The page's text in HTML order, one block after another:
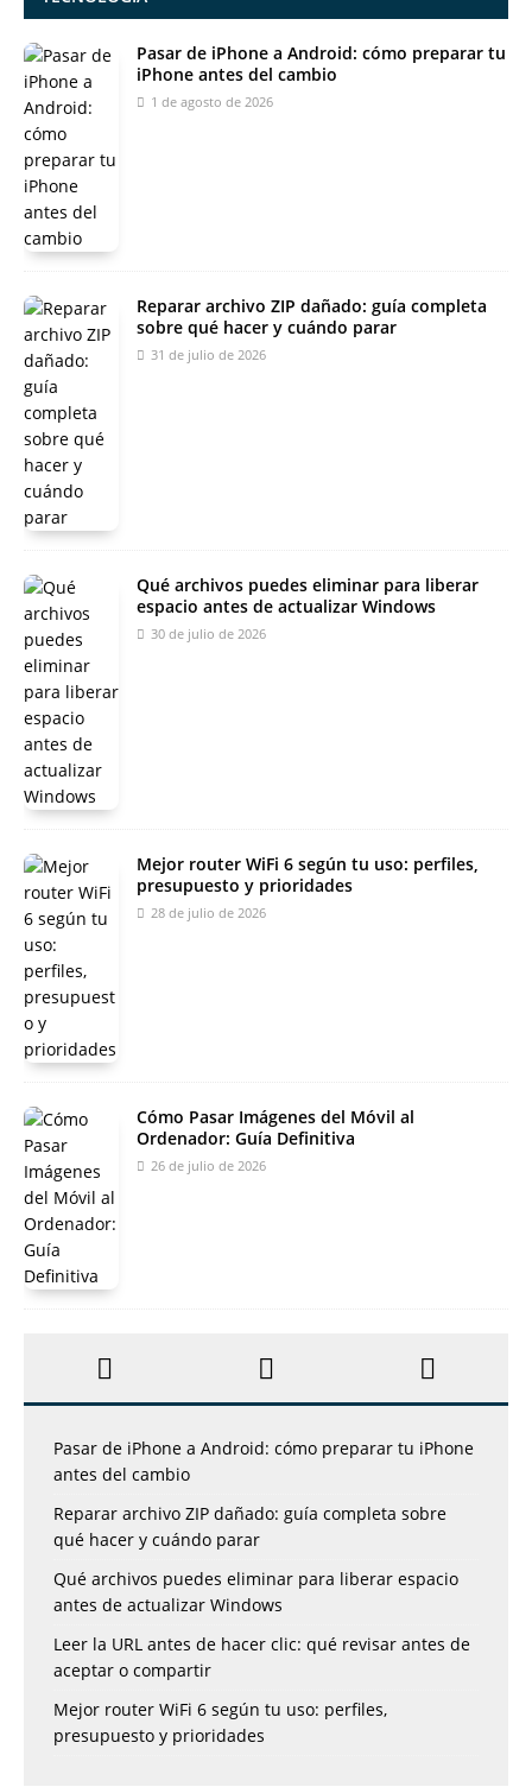
Pasar de iPhone a Android: cómo preparar tu
iPhone antes del cambio
1 de agosto de 2026
Reparar archivo ZIP dañado: guía completa
sobre qué hacer y cuándo parar
31 de julio de 2026
Qué archivos puedes eliminar para liberar
espacio antes de actualizar Windows
30 de julio de 2026
Mejor router WiFi 6 según tu uso: perfiles,
presupuesto y prioridades
28 de julio de 2026
Cómo Pasar Imágenes del Móvil al
Ordenador: Guía Definitiva
26 de julio de 2026
Pasar de iPhone a Android: cómo preparar tu iPhone
antes del cambio
Reparar archivo ZIP dañado: guía completa sobre
qué hacer y cuándo parar
Qué archivos puedes eliminar para liberar espacio
antes de actualizar Windows
Leer la URL antes de hacer clic: qué revisar antes de
aceptar o compartir
Mejor router WiFi 6 según tu uso: perfiles,
presupuesto y prioridades